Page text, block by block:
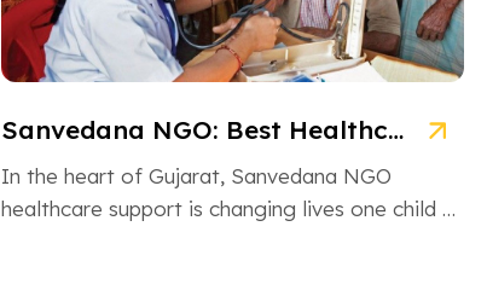
Sanvedana NGO: Best Healthcare & Cancer Support in Gujarat
In the heart of Gujarat, Sanvedana NGO
healthcare support is changing lives one child at